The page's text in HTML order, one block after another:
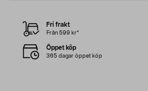
Fri frakt
Från 599 kr*
Öppet köp
365 dagar öppet köp